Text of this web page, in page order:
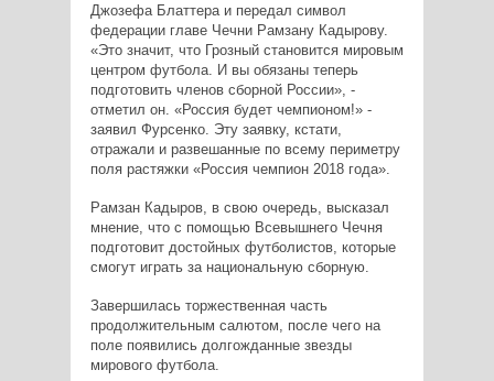
Джозефа Блаттера и передал символ
федерации главе Чечни Рамзану Кадырову.
«Это значит, что Грозный становится мировым
центром футбола. И вы обязаны теперь
подготовить членов сборной России», -
отметил он. «Россия будет чемпионом!» -
заявил Фурсенко. Эту заявку, кстати,
отражали и развешанные по всему периметру
поля растяжки «Россия чемпион 2018 года».
Рамзан Кадыров, в свою очередь, высказал
мнение, что с помощью Всевышнего Чечня
подготовит достойных футболистов, которые
смогут играть за национальную сборную.
Завершилась торжественная часть
продолжительным салютом, после чего на
поле появились долгожданные звезды
мирового футбола.